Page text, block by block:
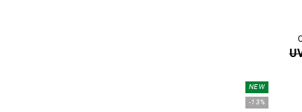
NEW
-13%